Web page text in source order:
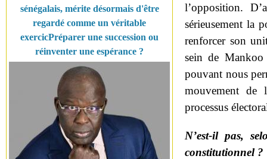
sénégalais, mérite désormais d'être
regardé comme un véritable
exercicPréparer une succession ou
réinventer une espérance ?
l’opposition.
sérieusement la
renforcer son
sein de
pouvant nous
mouvement de
processus
N’est-il pas,
constitutionnel ?